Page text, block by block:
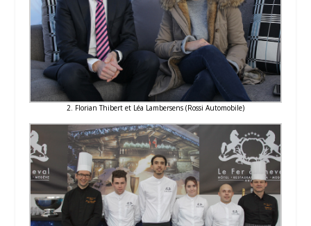
2. Florian Thibert et Léa Lambersens (Rossi Automobile)